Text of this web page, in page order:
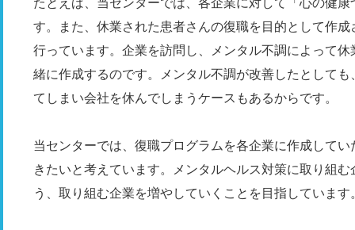
す。また、休業された患者さんの復職を目的として作
行っています。企業を訪問し、メンタル不調によって
緒に作成するのです。メンタル不調が改善したとして
てしまい会社を休んでしまうケースもあるからです。
当センターでは、復職プログラムを各企業に作成して
きたいと考えています。メンタルヘルス対策に取り組
う、取り組む企業を増やしていくことを目指しています